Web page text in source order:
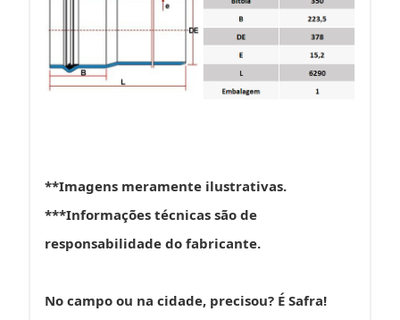
**Imagens meramente ilustrativas.
***Informações técnicas são de
responsabilidade do fabricante.
No campo ou na cidade, precisou? É Safra!